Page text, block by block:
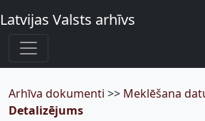
Latvijas Valsts arhīvs
Arhīva dokumenti >> Meklēšana
Detalizējums